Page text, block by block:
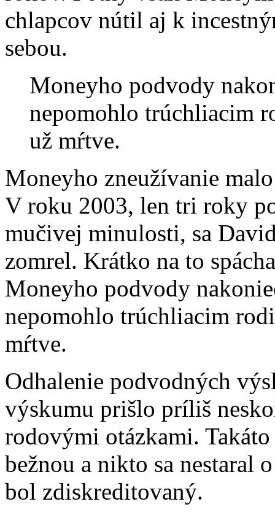
chlapcov nútil aj k
sebou.
Moneyho podvody
nepomohlo trúchliacim
už mŕtve.
Moneyho zneužívanie
V roku 2003, len tri roky
mučivej minulosti, sa
zomrel. Krátko na to
Moneyho podvody
nepomohlo trúchliacim
mŕtve.
Odhalenie podvodných
výskumu prišlo príliš
rodovými otázkami.
bežnou a nikto sa nestaral
bol zdiskreditovaný.